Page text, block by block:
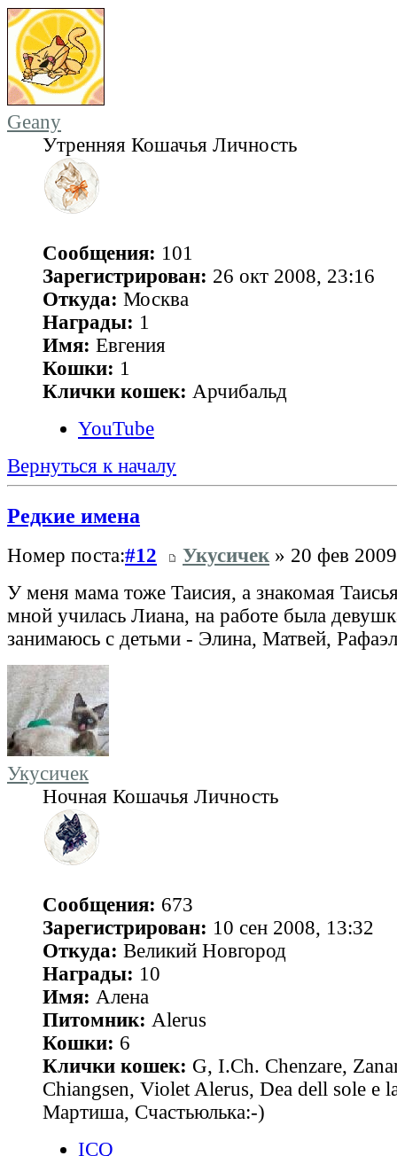
Geany
Утренняя Кошачья Личность
Сообщения: 101
Зарегистрирован: 26 окт 2008, 23:16
Откуда: Москва
Награды: 1
Имя: Евгения
Кошки: 1
Клички кошек: Арчибальд
YouTube
Вернуться к началу
Редкие имена
Номер поста:#12 Укусичек» 20 фев
У меня мама тоже Таисия, а знакомая
мной училась Лиана, на работе была
занимаюсь с детьми - Элина, Матвей,
Укусичек
Ночная Кошачья Личность
Сообщения: 673
Зарегистрирован: 10 сен 2008, 13:32
Откуда: Великий Новгород
Награды: 10
Имя: Алена
Питомник: Alerus
Кошки: 6
Клички кошек: G, I.Ch. Chenzare,
Chiangsen, Violet Alerus, Dea dell sole e
Мартиша, Счастьюлька:-)
ICQ